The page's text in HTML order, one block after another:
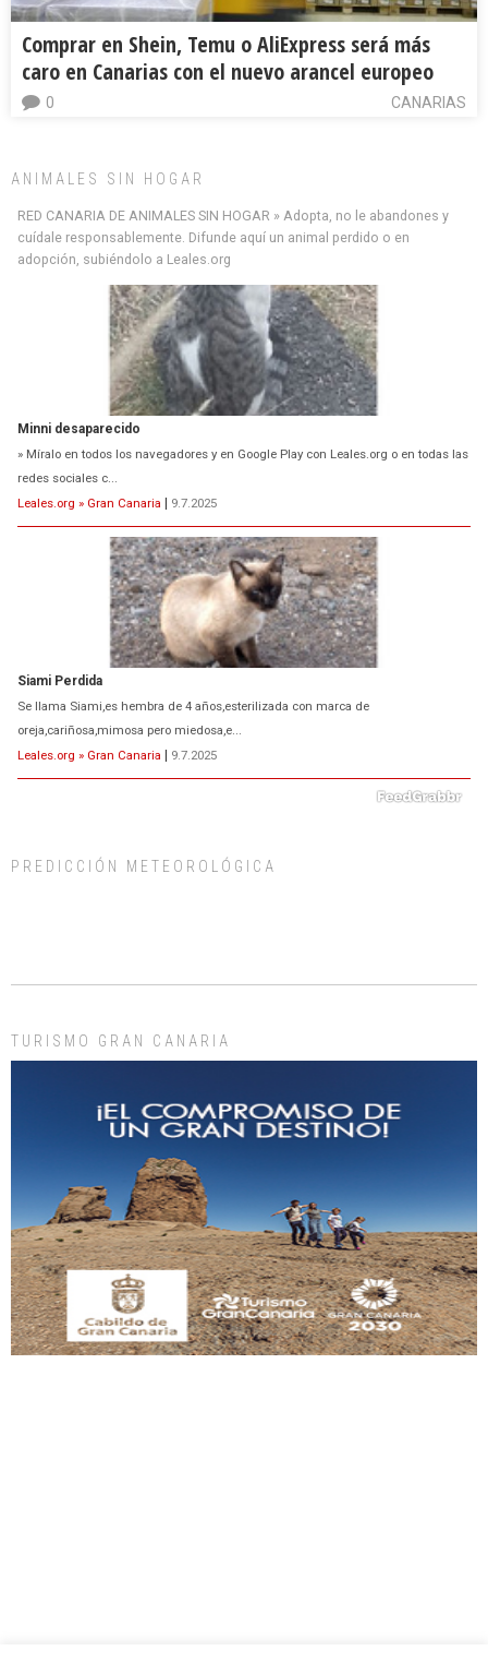
Comprar en Shein, Temu o AliExpress será más
caro en Canarias con el nuevo arancel europeo
CANARIAS
0
ANIMALES SIN HOGAR
RED CANARIA DE ANIMALES SIN HOGAR » Adopta, no le abandones y
cuídale responsablemente. Difunde aquí un animal perdido o en
adopción, subiéndolo a Leales.org
Minni desaparecido
» Míralo en todos los navegadores y en Google Play con Leales.org o en todas las
redes sociales c...
Leales.org » Gran Canaria | 9.7.2025
Siami Perdida
Se llama Siami,es hembra de 4 años,esterilizada con marca de
oreja,cariñosa,mimosa pero miedosa,e...
Leales.org » Gran Canaria | 9.7.2025
días, ella incluida...
Gato manso encontrado
Este gato macho ha aparecido en la calle hace menos de un mes, es muy
manso y extremadamente cari...
Leales.org » Gran Canaria | 9.7.2025
PREDICCIÓN METEOROLÓGICA
TURISMO GRAN CANARIA